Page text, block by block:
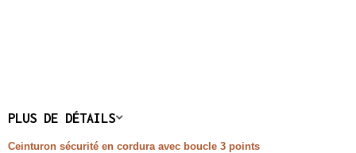
PLUS DE DÉTAILS
Ceinturon sécurité en cordura avec boucle 3 points